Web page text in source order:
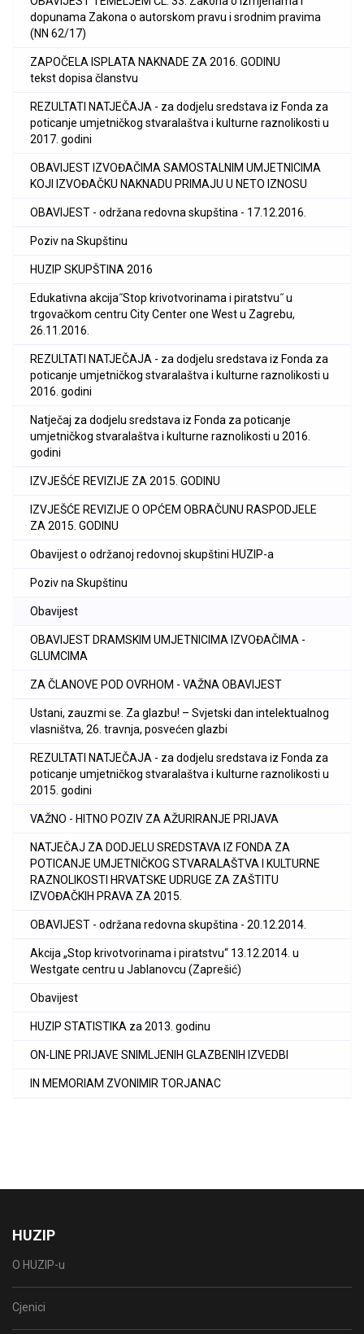
dopunama Zakona o autorskom pravu i srodnim pravima
(NN 62/17)
ZAPOČELA ISPLATA NAKNADE ZA 2016. GODINU
tekst dopisa članstvu
REZULTATI NATJEČAJA - za dodjelu sredstava iz Fonda za
poticanje umjetničkog stvaralaštva i kulturne raznolikosti u
2017. godini
OBAVIJEST IZVOĐAČIMA SAMOSTALNIM UMJETNICIMA
KOJI IZVOĐAČKU NAKNADU PRIMAJU U NETO IZNOSU
OBAVIJEST - održana redovna skupština - 17.12.2016.
Poziv na Skupštinu
HUZIP SKUPŠTINA 2016
Edukativna akcija˝Stop krivotvorinama i piratstvu˝ u
trgovačkom centru City Center one West u Zagrebu,
26.11.2016.
REZULTATI NATJEČAJA - za dodjelu sredstava iz Fonda za
poticanje umjetničkog stvaralaštva i kulturne raznolikosti u
2016. godini
Natječaj za dodjelu sredstava iz Fonda za poticanje
umjetničkog stvaralaštva i kulturne raznolikosti u 2016.
godini
IZVJEŠĆE REVIZIJE ZA 2015. GODINU
IZVJEŠĆE REVIZIJE O OPĆEM OBRAČUNU RASPODJELE
ZA 2015. GODINU
Obavijest o održanoj redovnoj skupštini HUZIP-a
Poziv na Skupštinu
Obavijest
OBAVIJEST DRAMSKIM UMJETNICIMA IZVOĐAČIMA -
GLUMCIMA
ZA ČLANOVE POD OVRHOM - VAŽNA OBAVIJEST
Ustani, zauzmi se. Za glazbu! – Svjetski dan intelektualnog
vlasništva, 26. travnja, posvećen glazbi
REZULTATI NATJEČAJA - za dodjelu sredstava iz Fonda za
poticanje umjetničkog stvaralaštva i kulturne raznolikosti u
2015. godini
VAŽNO - HITNO POZIV ZA AŽURIRANJE PRIJAVA
NATJEČAJ ZA DODJELU SREDSTAVA IZ FONDA ZA
POTICANJE UMJETNIČKOG STVARALAŠTVA I KULTURNE
RAZNOLIKOSTI HRVATSKE UDRUGE ZA ZAŠTITU
IZVOĐAČKIH PRAVA ZA 2015.
OBAVIJEST - održana redovna skupština - 20.12.2014.
Akcija „Stop krivotvorinama i piratstvu“ 13.12.2014. u
Westgate centru u Jablanovcu (Zaprešić)
Obavijest
HUZIP STATISTIKA za 2013. godinu
ON-LINE PRIJAVE SNIMLJENIH GLAZBENIH IZVEDBI
IN MEMORIAM ZVONIMIR TORJANAC
HUZIP
O HUZIP-u
Cjenici